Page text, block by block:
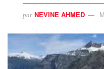
par NEVINE AHMED